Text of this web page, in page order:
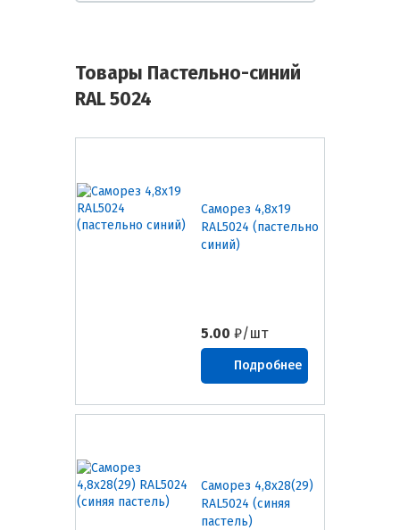
Товары Пастельно-синий
RAL 5024
Саморез 4,8х19
RAL5024 (пастельно
синий)
5.00 ₽/шт
Подробнее
Саморез 4,8х28(29)
RAL5024 (синяя
пастель)